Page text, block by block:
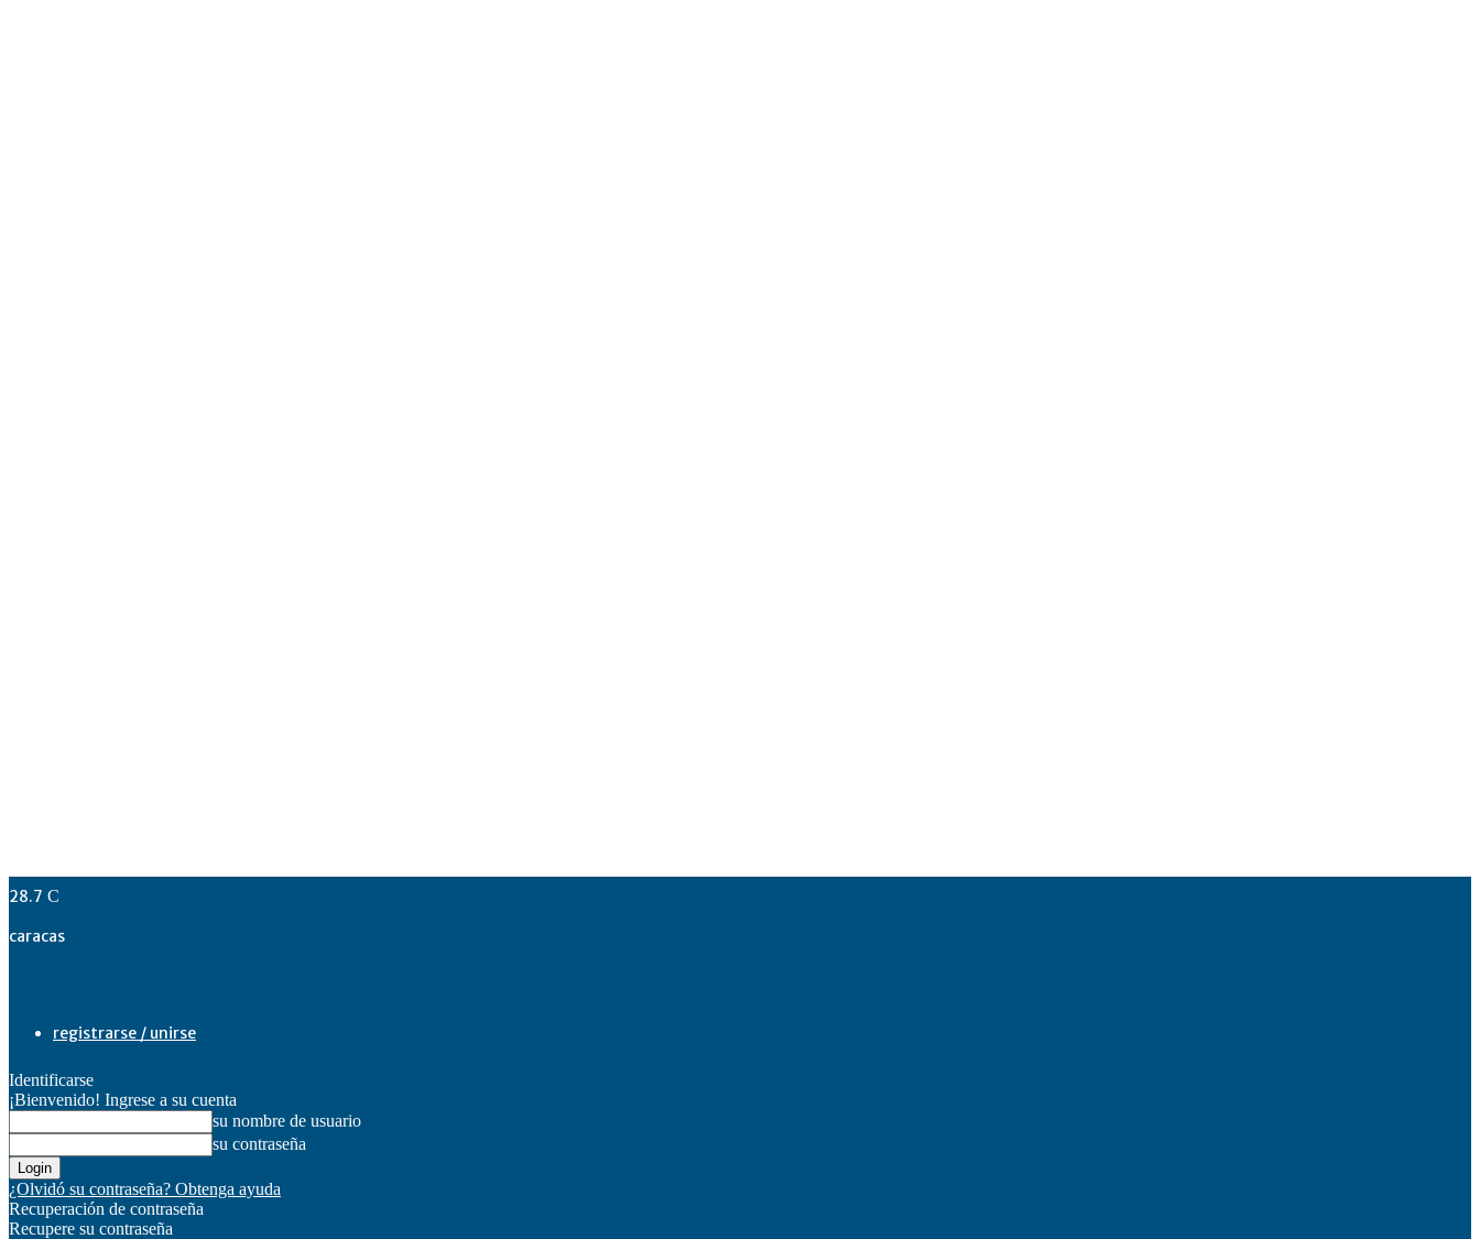
28.7 C
caracas
registrarse / unirse
Identificarse
¡Bienvenido! Ingrese a su cuenta
su nombre de usuario
su contraseña
¿Olvidó su contraseña? Obtenga ayuda
Recuperación de contraseña
Recupere su contraseña